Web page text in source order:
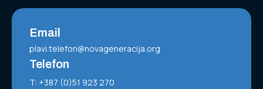
Email
plavi.telefon@novageneracija.org
Telefon
T: +387 (0)51 923 270